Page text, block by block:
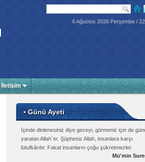
6 Ağustos 2026 Perşembe /
İletişim
▪ Günü Ayeti
İçinde dinlenesiniz diye geceyi, görmeniz için de
yaratan Allah´tır. Şüphesiz Allah, insanlara karşı
lütufkârdır. Fakat insanların çoğu şükretmezler.
Mü'min